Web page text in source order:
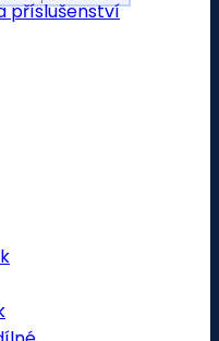
příslušenství